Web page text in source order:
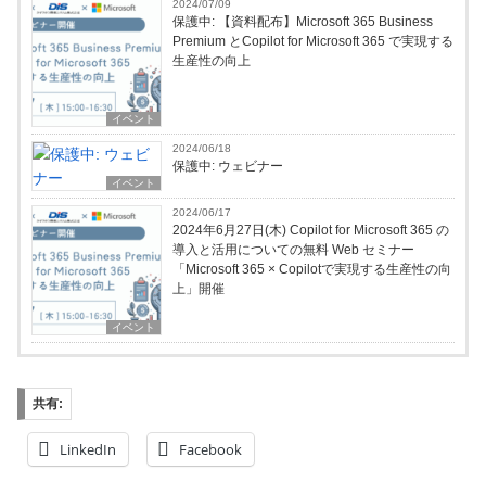
イベント
2024/07/09
保護中: 【資料配布】Microsoft 365 Business
Premium とCopilot for Microsoft 365 で実現する
生産性の向上
イベント
2024/06/18
保護中: ウェビナー
イベント
2024/06/17
2024年6月27日(木) Copilot for Microsoft 365 の
導入と活用についての無料 Web セミナー
「Microsoft 365 × Copilotで実現する生産性の向
上」開催
共有:
LinkedIn Facebook